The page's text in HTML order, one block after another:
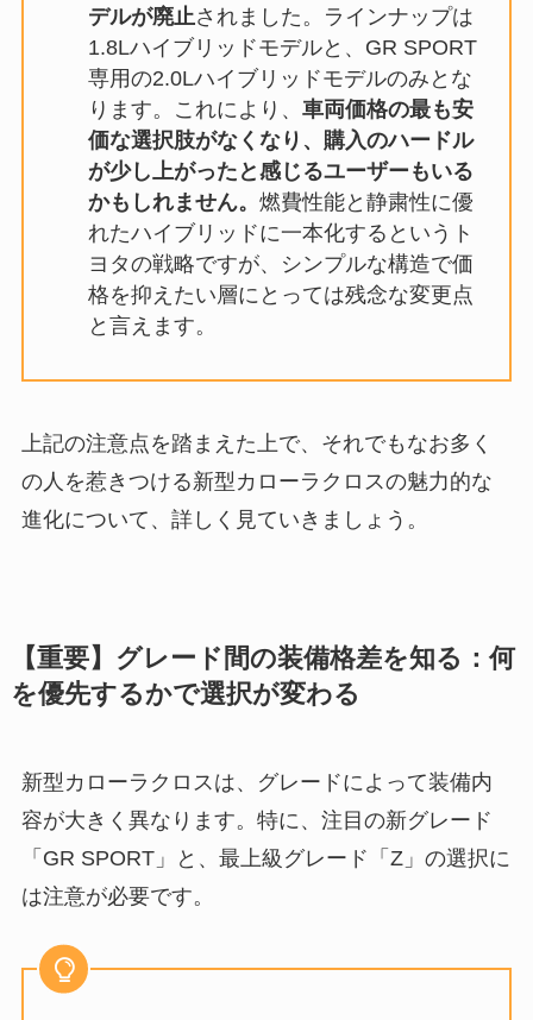
デルが廃止されました。ラインナップは
1.8Lハイブリッドモデルと、GR SPORT
専用の2.0Lハイブリッドモデルのみとな
ります。これにより、 車両価格の最も安
価な選択肢がなくなり、購入のハードル
が少し上がったと感じるユーザーもいる
かもしれません。 燃費性能と静粛性に優
れたハイブリッドに一本化するというト
ヨタの戦略ですが、シンプルな構造で価
格を抑えたい層にとっては残念な変更点
と言えます。
上記の注意点を踏まえた上で、それでもなお多く
の人を惹きつける新型カローラクロスの魅力的な
進化について、詳しく見ていきましょう。
【重要】グレード間の装備格差を知る：何
を優先するかで選択が変わる
新型カローラクロスは、グレードによって装備内
容が大きく異なります。特に、注目の新グレード
「GR SPORT」と、最上級グレード「Z」の選択に
は注意が必要です。